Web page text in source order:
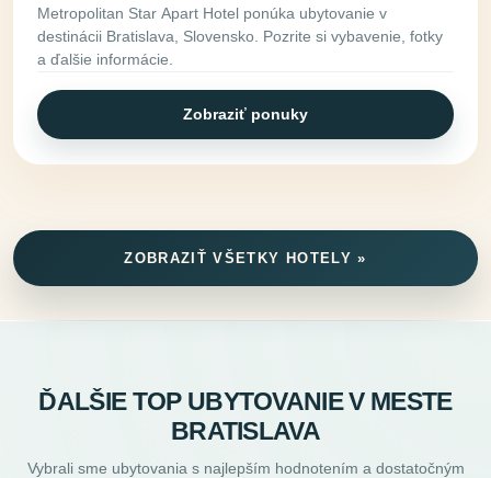
Metropolitan Star Apart Hotel ponúka ubytovanie v
destinácii Bratislava, Slovensko. Pozrite si vybavenie, fotky
a ďalšie informácie.
Zobraziť ponuky
ZOBRAZIŤ VŠETKY HOTELY »
ĎALŠIE TOP UBYTOVANIE V MESTE
BRATISLAVA
Vybrali sme ubytovania s najlepším hodnotením a dostatočným